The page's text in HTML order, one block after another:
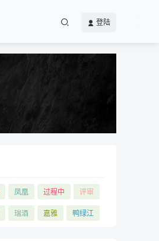
登陆
凤凰 过程中 评审
瑞酒 嘉雅 鸭绿江